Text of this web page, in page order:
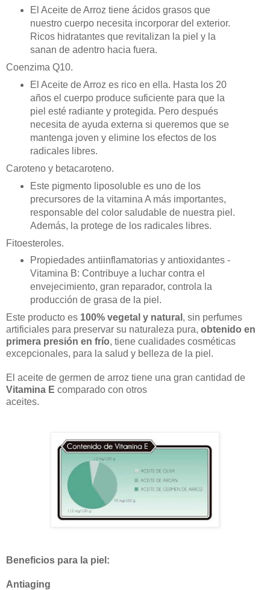
El Aceite de Arroz tiene ácidos grasos que
nuestro cuerpo necesita incorporar del exterior.
Ricos hidratantes que revitalizan la piel y la
sanan de adentro hacia fuera.
Coenzima Q10.
El Aceite de Arroz es rico en ella. Hasta los 20
años el cuerpo produce suficiente para que la
piel esté radiante y protegida. Pero después
necesita de ayuda externa si queremos que se
mantenga joven y elimine los efectos de los
radicales libres.
Caroteno y betacaroteno.
Este pigmento liposoluble es uno de los
precursores de la vitamina A más importantes,
responsable del color saludable de nuestra piel.
Además, la protege de los radicales libres.
Fitoesteroles.
Propiedades antiinflamatorias y antioxidantes -
Vitamina B: Contribuye a luchar contra el
envejecimiento, gran reparador, controla la
producción de grasa de la piel.
Este producto es 100% vegetal y natural , sin perfumes
artificiales para preservar su naturaleza pura, obtenido en
primera presión en frío, tiene cualidades cosméticas
excepcionales, para la salud y belleza de la piel.
El aceite de germen de arroz tiene una gran cantidad de
Vitamina E comparado con otros
aceites.
Beneficios para la piel:
Antiaging